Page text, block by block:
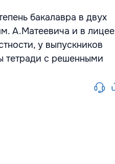
бакалавра в двух
А.Матеевича и в лицее
у выпускников
тетради с решенными